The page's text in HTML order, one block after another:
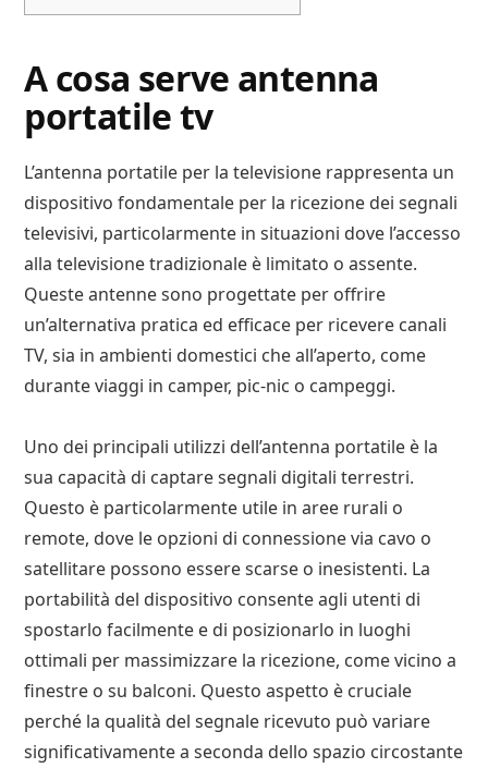
A cosa serve antenna
portatile tv
L’antenna portatile per la televisione rappresenta un
dispositivo fondamentale per la ricezione dei segnali
televisivi, particolarmente in situazioni dove l’accesso
alla televisione tradizionale è limitato o assente.
Queste antenne sono progettate per offrire
un’alternativa pratica ed efficace per ricevere canali
TV, sia in ambienti domestici che all’aperto, come
durante viaggi in camper, pic-nic o campeggi.
Uno dei principali utilizzi dell’antenna portatile è la
sua capacità di captare segnali digitali terrestri.
Questo è particolarmente utile in aree rurali o
remote, dove le opzioni di connessione via cavo o
satellitare possono essere scarse o inesistenti. La
portabilità del dispositivo consente agli utenti di
spostarlo facilmente e di posizionarlo in luoghi
ottimali per massimizzare la ricezione, come vicino a
finestre o su balconi. Questo aspetto è cruciale
perché la qualità del segnale ricevuto può variare
significativamente a seconda dello spazio circostante